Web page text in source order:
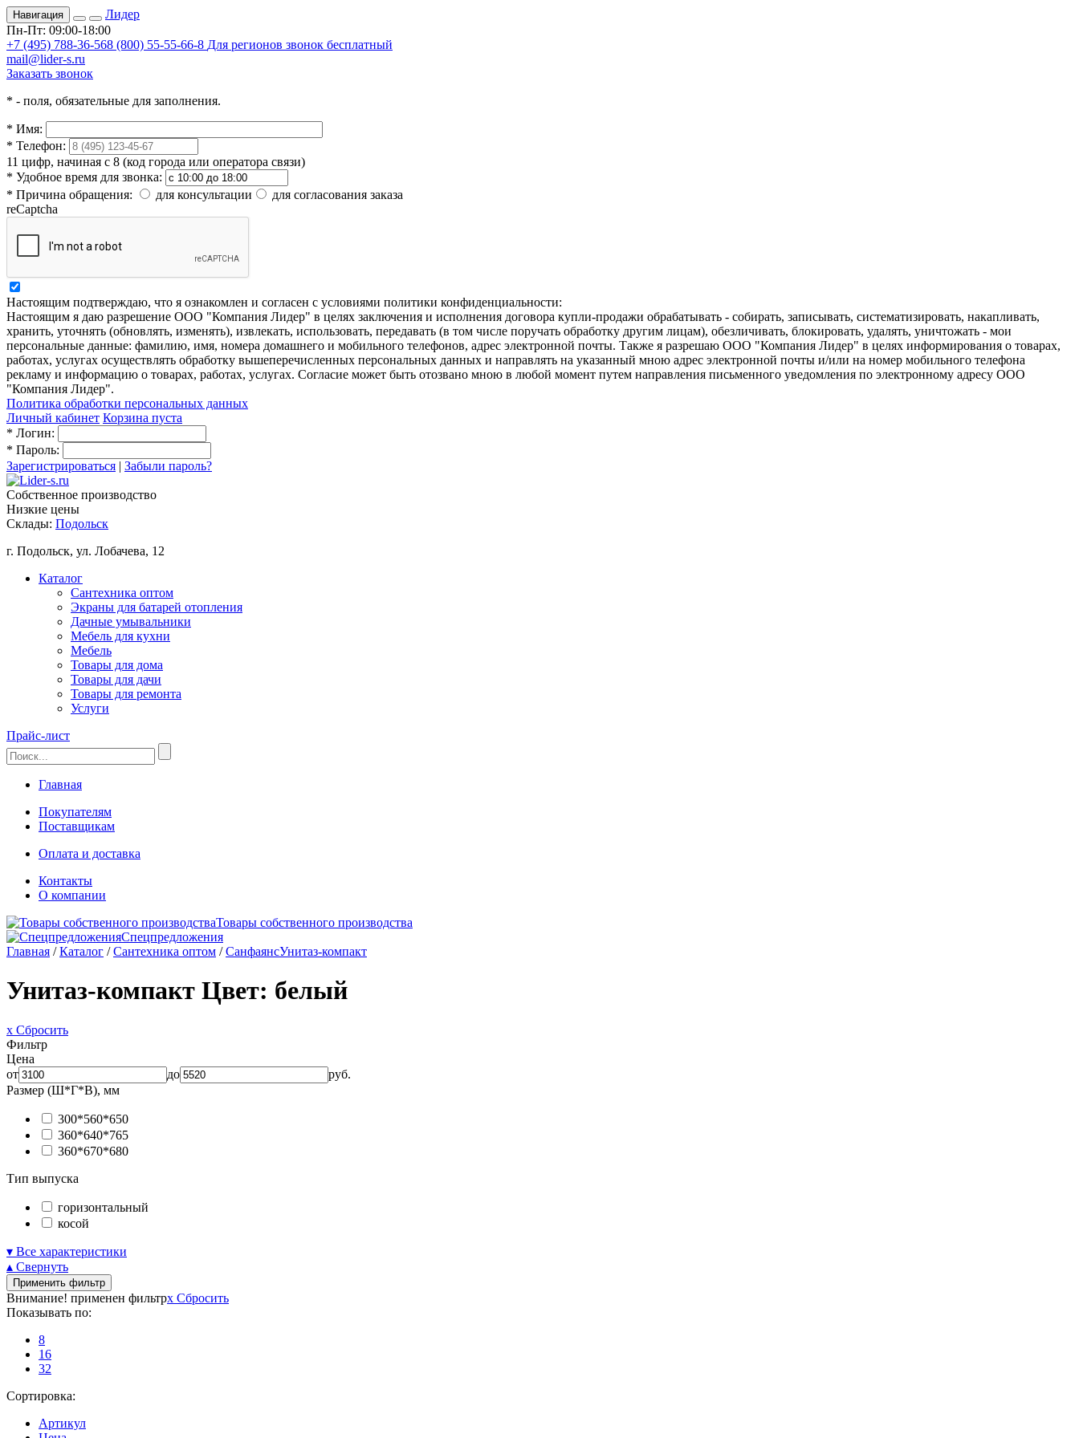
Навигация
Лидер
Пн-Пт: 09:00-18:00
+7 (495) 788-36-568 (800) 55-55-66-8 Для регионов звонок бесплатный
mail@lider-s.ru
Заказать звонок
* - поля, обязательные для заполнения.
* Имя:
* Телефон:
11 цифр, начиная с 8 (код города или оператора связи)
* Удобное время для звонка:
* Причина обращения: для консультации
для согласования заказа
reCaptcha
Настоящим подтверждаю, что я ознакомлен и согласен с условиями политики конфиденциальности:
Настоящим я даю разрешение ООО "Компания Лидер" в целях заключения и исполнения договора купли-продажи обрабатывать - собирать, записывать, систематизировать, накапливать,
хранить, уточнять (обновлять, изменять), извлекать, использовать, передавать (в том числе поручать обработку другим лицам), обезличивать, блокировать, удалять, уничтожать - мои
персональные данные: фамилию, имя, номера домашнего и мобильного телефонов, адрес электронной почты. Также я разрешаю ООО "Компания Лидер" в целях информирования о товарах,
работах, услугах осуществлять обработку вышеперечисленных персональных данных и направлять на указанный мною адрес электронной почты и/или на номер мобильного телефона
рекламу и информацию о товарах, работах, услугах. Согласие может быть отозвано мною в любой момент путем направления письменного уведомления по электронному адресу ООО
"Компания Лидер".
Политика обработки персональных данных
Личный кабинет Корзина пуста
* Логин:
* Пароль:
Зарегистрироваться | Забыли пароль?
Собственное производство
Низкие цены
Склады: Подольск
г. Подольск, ул. Лобачева, 12
Каталог
Сантехника оптом
Экраны для батарей отопления
Дачные умывальники
Мебель для кухни
Мебель
Товары для дома
Товары для дачи
Товары для ремонта
Услуги
Прайс-лист
Главная
Покупателям
Поставщикам
Оплата и доставка
Контакты
О компании
Товары собственного производства
Спецпредложения
Главная /Каталог /Сантехника оптом /СанфаянсУнитаз-компакт
Унитаз-компакт Цвет: белый
x Сбросить
Фильтр
Цена
от
до
руб.
Размер (Ш*Г*В), мм
300*560*650
360*640*765
360*670*680
Тип выпуска
горизонтальный
косой
▾ Все характеристики
▴ Свернуть
Применить фильтр
Внимание! применен фильтрx Сбросить
Показывать по:
8
16
32
Сортировка:
Артикул